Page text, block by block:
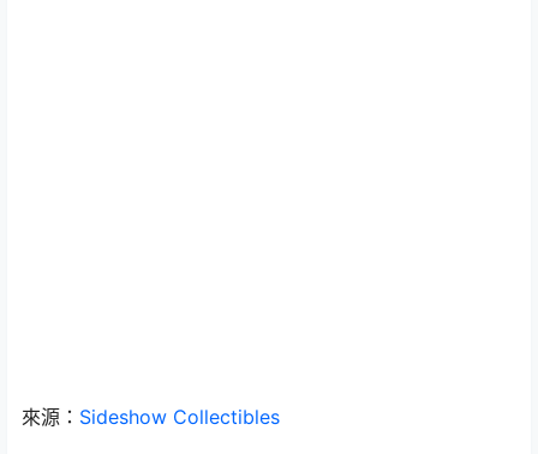
來源： Sideshow Collectibles